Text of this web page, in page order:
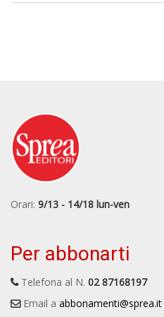
Orari: 9/13 - 14/18 lun-ven
Per abbonarti
Telefona al N. 02 87168197
Email a abbonamenti@sprea.it